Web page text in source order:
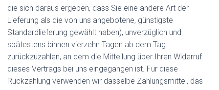
die sich daraus ergeben, dass Sie eine andere Art der
Lieferung als die von uns angebotene, günstigste
Standardlieferung gewählt haben), unverzüglich und
spätestens binnen vierzehn Tagen ab dem Tag
zurückzuzahlen, an dem die Mitteilung über Ihren Widerruf
dieses Vertrags bei uns eingegangen ist. Für diese
Rückzahlung verwenden wir dasselbe Zahlungsmittel, das